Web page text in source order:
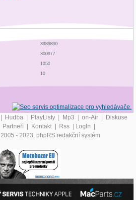
3989890
300977
1050
10
| Hudba | PlayListy | Mp3 | on-Air | Diskuse
Partneři | Kontakt | Rss | LogIn |
- 2023, phpRS redakční systém